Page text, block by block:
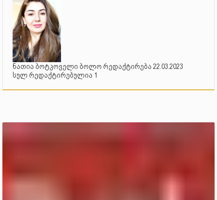
ნათია ბოტკოველი ბოლო რედაქტირება 22.03.2023
სულ რედაქტირებულია 1